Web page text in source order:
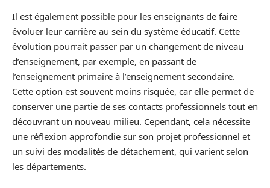
Il est également possible pour les enseignants de faire
évoluer leur carrière au sein du système éducatif. Cette
évolution pourrait passer par un changement de niveau
d’enseignement, par exemple, en passant de
l’enseignement primaire à l’enseignement secondaire.
Cette option est souvent moins risquée, car elle permet de
conserver une partie de ses contacts professionnels tout en
découvrant un nouveau milieu. Cependant, cela nécessite
une réflexion approfondie sur son projet professionnel et
un suivi des modalités de détachement, qui varient selon
les départements.